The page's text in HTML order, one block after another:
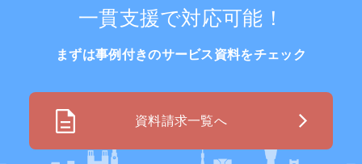
一貫支援で対応可能！
まずは事例付きのサービス資料をチェック
資料請求一覧へ